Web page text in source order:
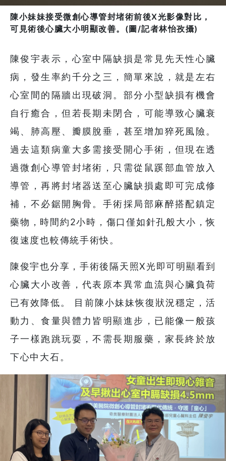
陳小妹妹接受微創心導管封堵術前後X光影像對比，
可見術後心臟大小明顯改善。(圖/記者林怡孜攝)
陳俊宇表示，心室中隔缺損是常見先天性心臟
病，發生率約千分之三，簡單來說，就是左右
心室間的隔牆出現破洞。部分小型缺損有機會
自行癒合，但若長期未閉合，可能導致心臟衰
竭、肺高壓、瓣膜脫垂，甚至增加猝死風險。
過去這類病童大多需接受開心手術，但現在透
過微創心導管封堵術，只需從鼠蹊部血管放入
導管，再將封堵器送至心臟缺損處即可完成修
補，不必鋸開胸骨。手術採局部麻醉搭配鎮定
藥物，時間約2小時，傷口僅如針孔般大小，恢
復速度也較傳統手術快。
陳俊宇也分享，手術後隔天照X光即可明顯看到
心臟大小改善，代表原本異常血流與心臟負荷
已有效降低。 目前陳小妹妹恢復狀況穩定，活
動力、食量與體力皆明顯進步，已能像一般孩
子一樣跑跳玩耍，不需長期服藥，家長終於放
下心中大石。